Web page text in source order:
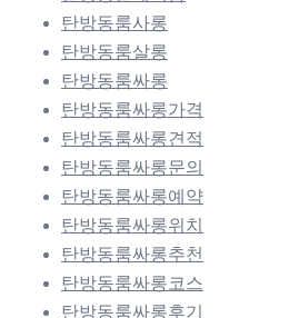
탄방동룸사롱
탄방동룸살롱
탄방동룸싸롱
탄방동룸싸롱가격
탄방동룸싸롱견적
탄방동룸싸롱문의
탄방동룸싸롱예약
탄방동룸싸롱위치
탄방동룸싸롱추천
탄방동룸싸롱코스
탄방동룸싸롱후기